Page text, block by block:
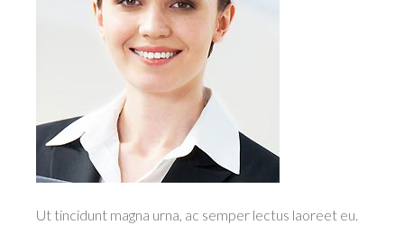
Ut tincidunt magna urna, ac semper lectus laoreet eu.